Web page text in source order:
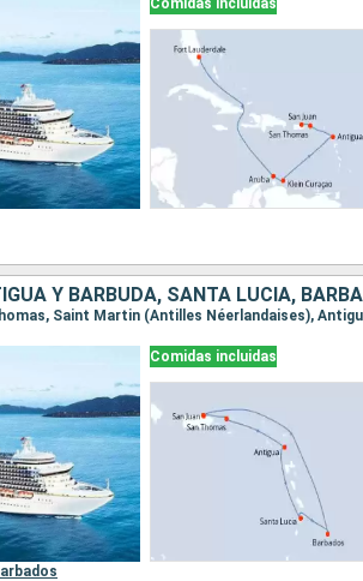
Comidas incluidas
Y BARBUDA, SANTA LUCIA,
Comidas incluidas